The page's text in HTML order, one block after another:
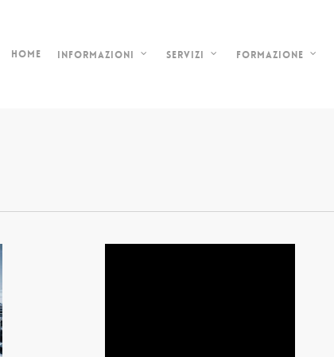
Home Informazioni Servizi Formazione